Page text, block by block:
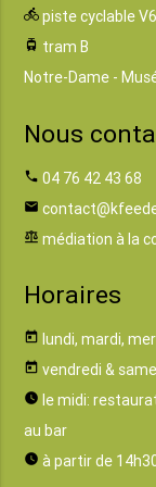
directions_bike piste cyclable
tram tram B
Notre-Dame -
Nous
phone 04 76 42 43 68
email
balance médiation à la
Horaires
today lundi, mardi,
today vendredi &
watch_later le midi:
au bar
watch_later à partir de